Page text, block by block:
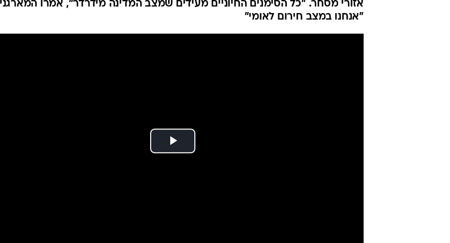
אזורי מסחר. "כל הסימנים החיוניים מעידים שמצב המדינה מידרדר", אמרו
"אנחנו במצב חירום לאומי"